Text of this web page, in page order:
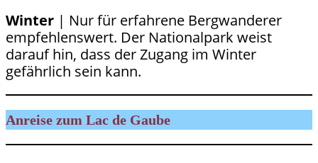
Winter | Nur für erfahrene Bergwanderer
empfehlenswert. Der Nationalpark weist
darauf hin, dass der Zugang im Winter
gefährlich sein kann.
Anreise zum Lac de Gaube